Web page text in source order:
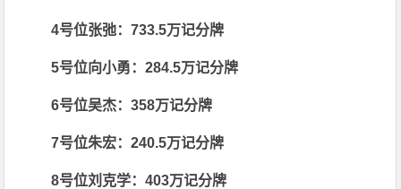
4号位张弛：733.5万记分牌
5号位向小勇：284.5万记分牌
6号位吴杰：358万记分牌
7号位朱宏：240.5万记分牌
8号位刘克学：403万记分牌